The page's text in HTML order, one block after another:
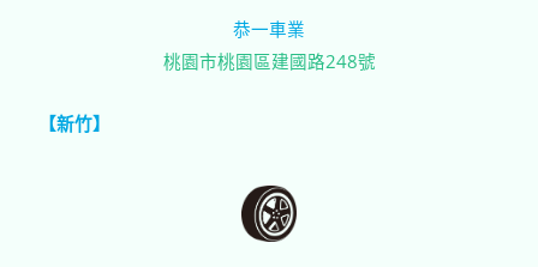
恭一車業
桃園市桃園區建國路248號
【新竹】